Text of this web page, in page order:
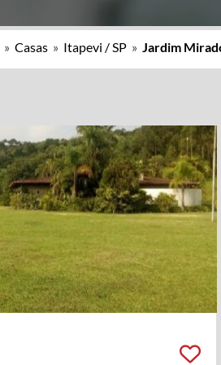
» Casas » Itapevi / SP » Jardim